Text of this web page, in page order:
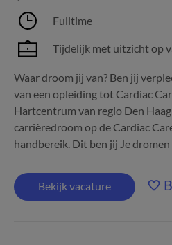
Fulltime
Tijdelijk met uitzicht op
Waar droom jij van? Ben jij
van een opleiding tot Cardiac
Hartcentrum van regio Den
carrièredroom op de Cardiac
handbereik. Dit ben jij Je
Bekijk vacature